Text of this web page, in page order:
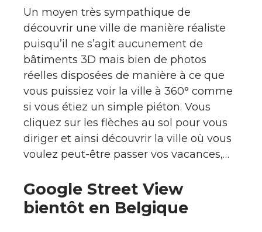
Un moyen très sympathique de
découvrir une ville de manière réaliste
puisqu’il ne s’agit aucunement de
bâtiments 3D mais bien de photos
réelles disposées de manière à ce que
vous puissiez voir la ville à 360° comme
si vous étiez un simple piéton. Vous
cliquez sur les flèches au sol pour vous
diriger et ainsi découvrir la ville où vous
voulez peut-être passer vos vacances,…
Google Street View
bientôt en Belgique